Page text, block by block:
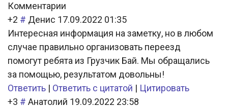
Комментарии
+2 # Денис 17.09.2022 01:35
Интересная информация на заметку, но в любом
случае правильно организовать переезд
помогут ребята из Грузчик Бай. Мы обращались
за помощью, результатом довольны!
Ответить | Ответить с цитатой | Цитировать
+3 # Анатолий 19.09.2022 23:58